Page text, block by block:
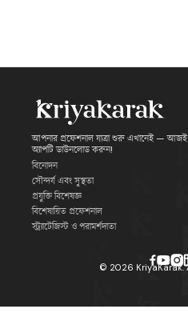
আপনার প্রফেশনাল যাত্রা শুরু এখানেই — আজই
অ্যাপটি ডাউনলোড করুন!
বিনোদন
সৌন্দর্য এবং সুস্থতা
প্রযুক্তি বিশেষজ্ঞ
বিশেষায়িত প্রফেশনাল
স্ট্র্যাটেজিস্ট ও পরামর্শদাতা
© 2026 KriyaKarak.